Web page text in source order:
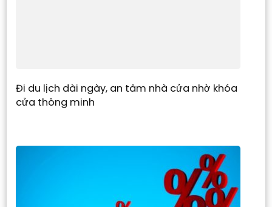
Đi du lịch dài ngày, an tâm nhà cửa nhờ khóa
cửa thông minh